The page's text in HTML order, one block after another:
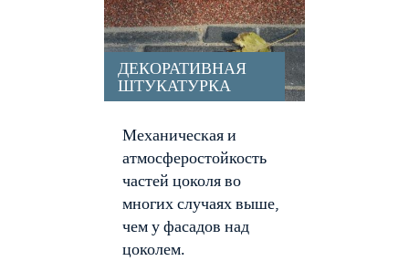
ДЕКОРАТИВНАЯ
ШТУКАТУРКА
Механическая и
атмосферостойкость
частей цоколя во
многих случаях выше,
чем у фасадов над
цоколем.